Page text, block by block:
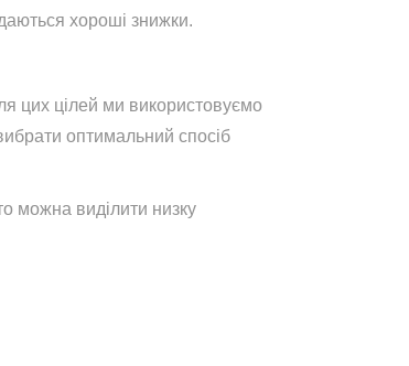
хороші знижки.
цих цілей ми використовуємо
оптимальний спосіб
можна виділити низку